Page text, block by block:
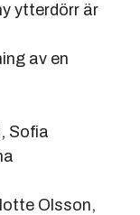
ytterdörr är
av en
Sofia
Olsson,